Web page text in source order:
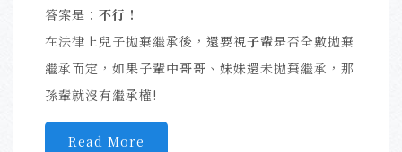
答案是： 不行 !
在法律上兒子拋棄繼承後，還要視子輩是否全數拋棄
繼承而定，如果子輩中哥哥、妹妹還未拋棄繼承，那
孫輩就沒有繼承權!
Read More